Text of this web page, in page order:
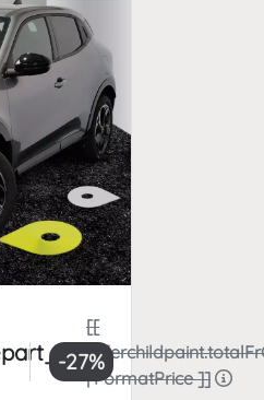
[[
| FormatPrice ]]
-27%